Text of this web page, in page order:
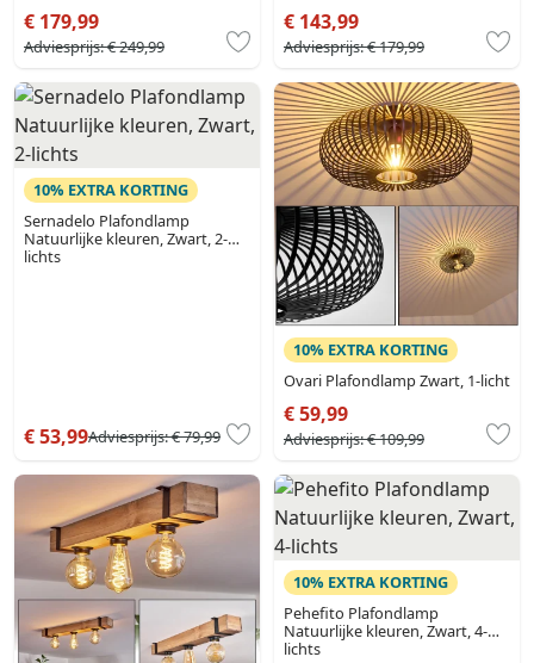
€ 179,99
Adviesprijs:€ 249,99
€ 143,99
Adviesprijs:€ 179,99
10% EXTRA KORTING
Sernadelo Plafondlamp
Natuurlijke kleuren, Zwart, 2-
lichts
€ 53,99Adviesprijs:€ 79,99
10% EXTRA KORTING
Ovari Plafondlamp Zwart, 1-licht
€ 59,99
Adviesprijs:€ 109,99
10% EXTRA KORTING
Pehefito Plafondlamp
Natuurlijke kleuren, Zwart, 4-
lichts